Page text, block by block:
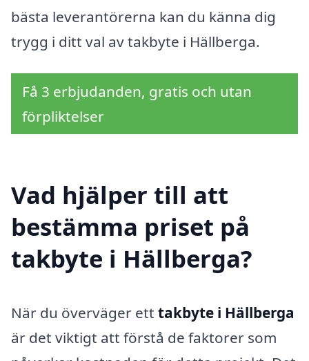
bästa leverantörerna kan du känna dig
trygg i ditt val av takbyte i Hällberga.
Få 3 erbjudanden, gratis och utan
förpliktelser
Vad hjälper till att
bestämma priset på
takbyte i Hällberga?
När du överväger ett takbyte i Hällberga
är det viktigt att förstå de faktorer som